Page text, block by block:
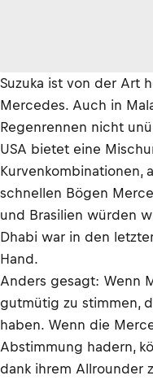
Suzuka ist von der Art
Mercedes. Auch in
Regenrennen nicht
USA bietet eine
Kurvenkombinationen,
schnellen Bögen
und Brasilien würden
Dhabi war in den
Hand.
Anders gesagt: Wenn
gutmütig zu stimmen,
haben. Wenn die
Abstimmung hadern,
dank ihrem Allrounder